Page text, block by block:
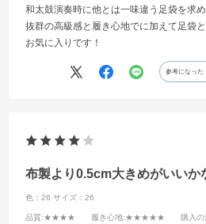
和太鼓演奏時に他とは一味違う足袋を求
抜群の高級感と履き心地でに加えて足袋
お気に入りです！
参考になった
布製より0.5cm大きめがいいか
色：26 サイズ：26
品質:★★★★ 履き心地:★★★★★ 購入